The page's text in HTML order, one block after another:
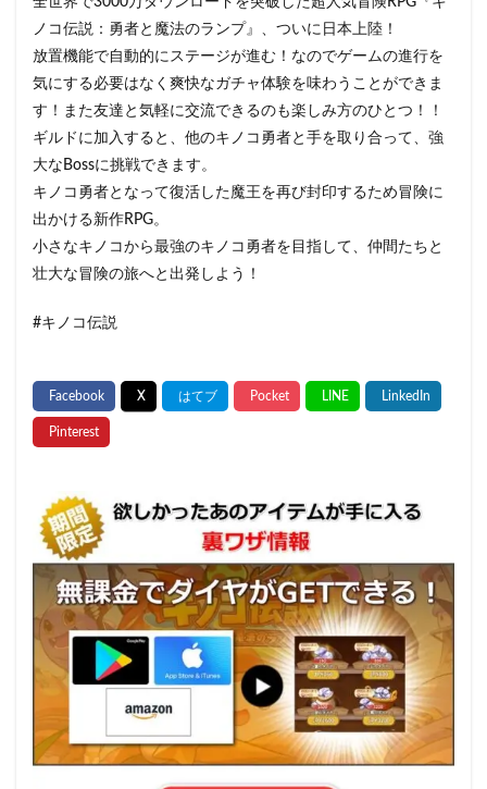
ノコ伝説：勇者と魔法のランプ』、ついに日本上陸！
放置機能で自動的にステージが進む！なのでゲームの進行を
気にする必要はなく爽快なガチャ体験を味わうことができま
す！また友達と気軽に交流できるのも楽しみ方のひとつ！！
ギルドに加入すると、他のキノコ勇者と手を取り合って、強
大なBossに挑戦できます。
キノコ勇者となって復活した魔王を再び封印するため冒険に
出かける新作RPG。
小さなキノコから最強のキノコ勇者を目指して、仲間たちと
壮大な冒険の旅へと出発しよう！
#キノコ伝説